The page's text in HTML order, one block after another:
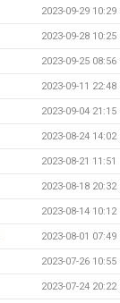
2023-09-29 10:29
2023-09-28 10:25
2023-09-25 08:56
2023-09-11 22:48
2023-09-04 21:15
2023-08-24 14:02
2023-08-21 11:51
2023-08-18 20:32
2023-08-14 10:12
2023-08-01 07:49
2023-07-26 10:55
2023-07-24 20:22